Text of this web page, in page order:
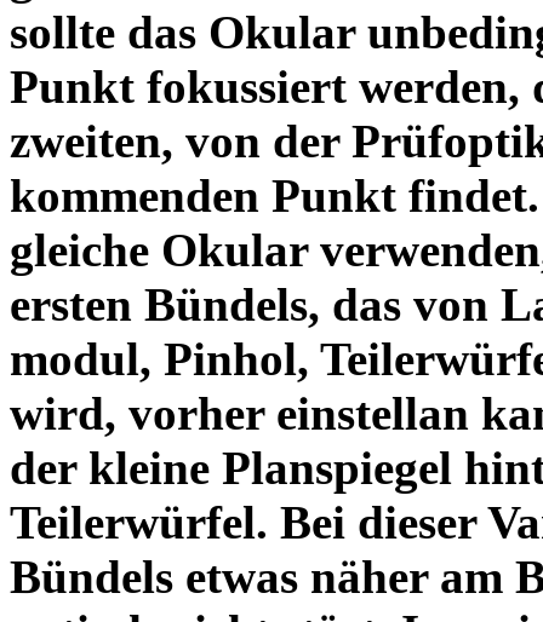
sollte das Okular
Punkt fokussiert werden,
zweiten, von der
kommenden Punkt
gleiche Okular
ersten Bündels, das von
modul, Pinhol,
wird, vorher einstellan
der kleine Planspiegel
Teilerwürfel. Bei dieser
Bündels etwas näher am